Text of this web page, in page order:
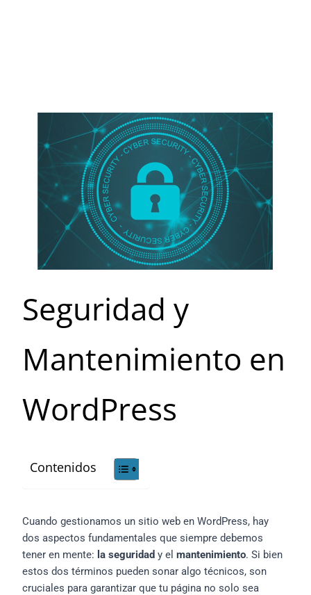
Seguridad y
Mantenimiento en
WordPress
Contenidos
Cuando gestionamos un sitio web en WordPress, hay
dos aspectos fundamentales que siempre debemos
tener en mente: la seguridad y elmantenimiento. Si bien
estos dos términos pueden sonar algo técnicos, son
cruciales para garantizar que tu página no solo sea